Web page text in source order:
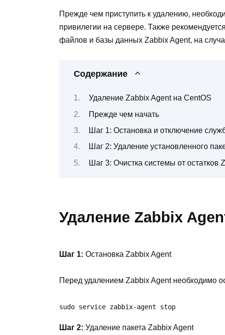
Прежде чем приступить к удалению,
привилегии на сервере. Также
файлов и базы данных Zabbix Agent, на
Содержание
Удаление Zabbix Agent на CentOS
Прежде чем начать
Шаг 1: Остановка и отключение
Шаг 2: Удаление установленного
Шаг 3: Очистка системы от остатков
Удаление Zabbix
Шаг 1: Остановка Zabbix Agent
Перед удалением Zabbix Agent необходимо
sudo service zabbix-agent stop
Шаг 2: Удаление пакета Zabbix Agent